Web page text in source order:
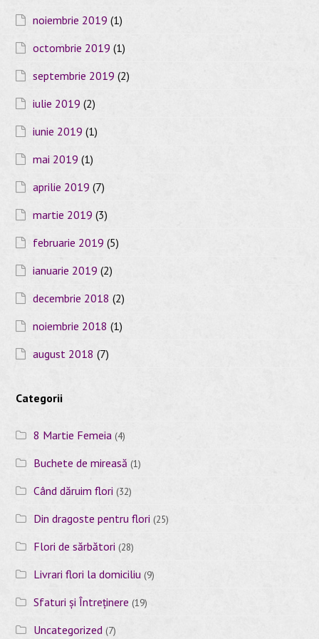
noiembrie 2019 (1)
octombrie 2019 (1)
septembrie 2019 (2)
iulie 2019 (2)
iunie 2019 (1)
mai 2019 (1)
aprilie 2019 (7)
martie 2019 (3)
februarie 2019 (5)
ianuarie 2019 (2)
decembrie 2018 (2)
noiembrie 2018 (1)
august 2018 (7)
Categorii
8 Martie Femeia (4)
Buchete de mireasă (1)
Când dăruim flori (32)
Din dragoste pentru flori (25)
Flori de sărbători (28)
Livrari flori la domiciliu (9)
Sfaturi și Întreținere (19)
Uncategorized (7)